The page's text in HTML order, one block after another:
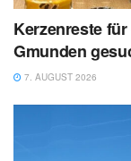
Kerzenreste
Gmunden
7. AUGUST 2026